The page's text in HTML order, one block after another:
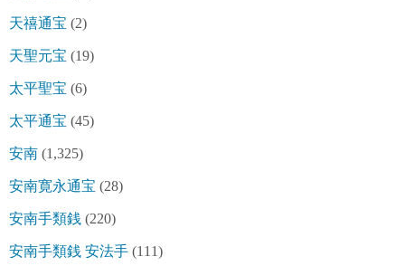
天禧通宝 (2)
天聖元宝 (19)
太平聖宝 (6)
太平通宝 (45)
安南 (1,325)
安南寛永通宝 (28)
安南手類銭 (220)
安南手類銭 安法手 (111)